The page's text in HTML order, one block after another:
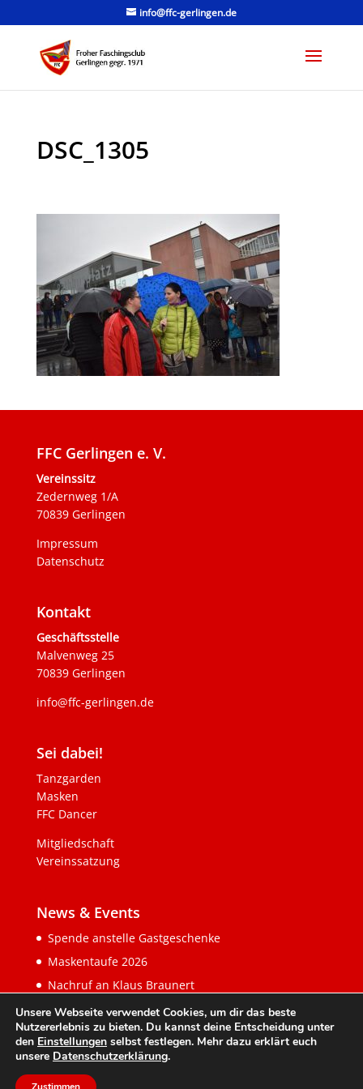
info@ffc-gerlingen.de
DSC_1305
FFC Gerlingen e. V.
Vereinssitz
Zedernweg 1/A
70839 Gerlingen
Impressum
Datenschutz
Kontakt
Geschäftsstelle
Malvenweg 25
70839 Gerlingen
info@ffc-gerlingen.de
Sei dabei!
Tanzgarden
Masken
FFC Dancer
Mitgliedschaft
Vereinssatzung
News & Events
Spende anstelle Gastgeschenke
Maskentaufe 2026
Nachruf an Klaus Braunert
Unsere Webseite verwendet Cookies, um dir das beste
Nutzererlebnis zu bieten. Du kannst deine Entscheidung unter
den Einstellungen selbst festlegen. Mehr dazu erklärt euch
unsere Datenschutzerklärung.